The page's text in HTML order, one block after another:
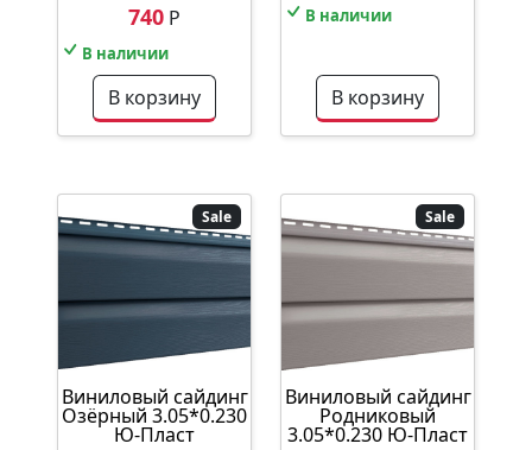
740 Р
В наличии
В корзину
В наличии
В корзину
Sale
Виниловый сайдинг
Озёрный 3.05*0.230
Ю-Пласт
Sale
Виниловый сайдинг
Родниковый
3.05*0.230 Ю-Пласт